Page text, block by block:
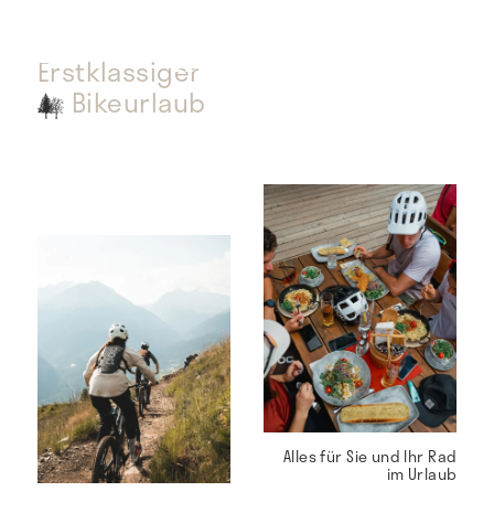
Erstklassiger
Bikeurlaub
Alles für Sie und Ihr Rad
im Urlaub